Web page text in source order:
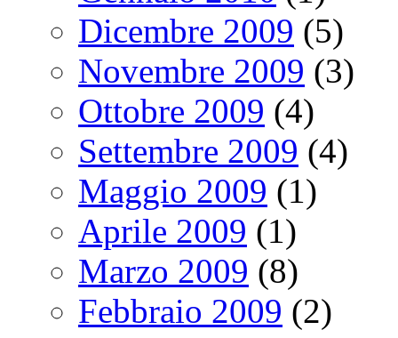
Dicembre 2009 (5)
Novembre 2009 (3)
Ottobre 2009 (4)
Settembre 2009 (4)
Maggio 2009 (1)
Aprile 2009 (1)
Marzo 2009 (8)
Febbraio 2009 (2)